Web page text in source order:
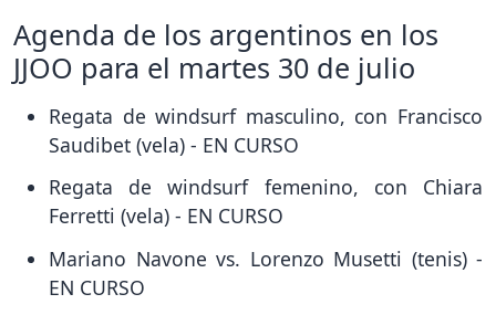
Agenda de los argentinos en los
JJOO para el martes 30 de julio
Regata de windsurf masculino, con Francisco
Saudibet (vela) - EN CURSO
Regata de windsurf femenino, con Chiara
Ferretti (vela) - EN CURSO
Mariano Navone vs. Lorenzo Musetti (tenis) -
EN CURSO